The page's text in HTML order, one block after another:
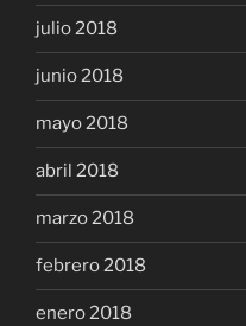
julio 2018
junio 2018
mayo 2018
abril 2018
marzo 2018
febrero 2018
enero 2018